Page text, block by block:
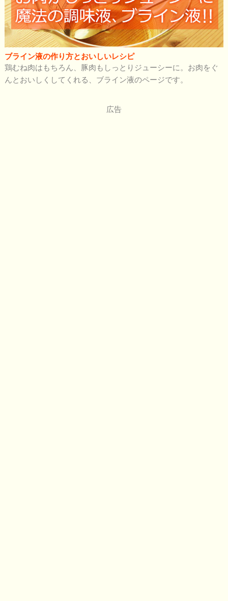
ブライン液の作り方とおいしいレシピ
鶏むね肉はもちろん、豚肉もしっとりジューシーに。お肉をぐ
んとおいしくしてくれる、ブライン液のページです。
広告